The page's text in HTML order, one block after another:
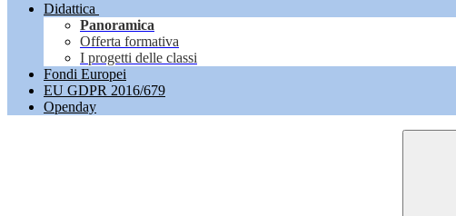
Didattica
Panoramica
Offerta formativa
I progetti delle classi
Fondi Europei
EU GDPR 2016/679
Openday